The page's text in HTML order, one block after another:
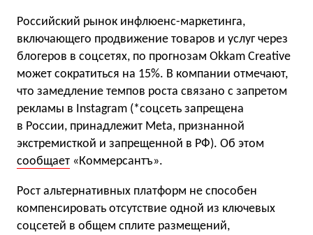
Российский рынок инфлюенс-маркетинга,
включающего продвижение товаров и услуг через
блогеров в соцсетях, по прогнозам Okkam Creative
может сократиться на 15%. В компании отмечают,
что замедление темпов роста связано с запретом
рекламы в Instagram (*соцсеть запрещена
в России, принадлежит Meta, признанной
экстремисткой и запрещенной в РФ). Об этом
сообщает «Коммерсантъ».
Рост альтернативных платформ не способен
компенсировать отсутствие одной из ключевых
соцсетей в общем сплите размещений,